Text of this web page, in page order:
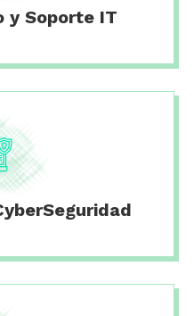
y Soporte IT